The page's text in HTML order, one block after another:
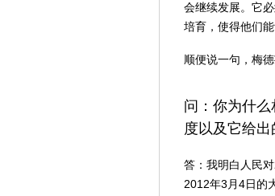
会继续发展。它
培育，使得他们
顺便说一句，梅
问：你为什
度以及它给出
答：我明白人民
2012年3月4日的